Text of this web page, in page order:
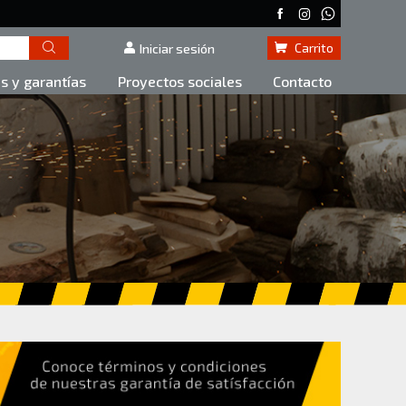
Iniciar sesión Carrito
y garantías Proyectos sociales Contacto